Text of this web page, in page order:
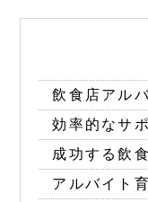
飲食店アル
効率的なサ
成功する飲
アルバイト